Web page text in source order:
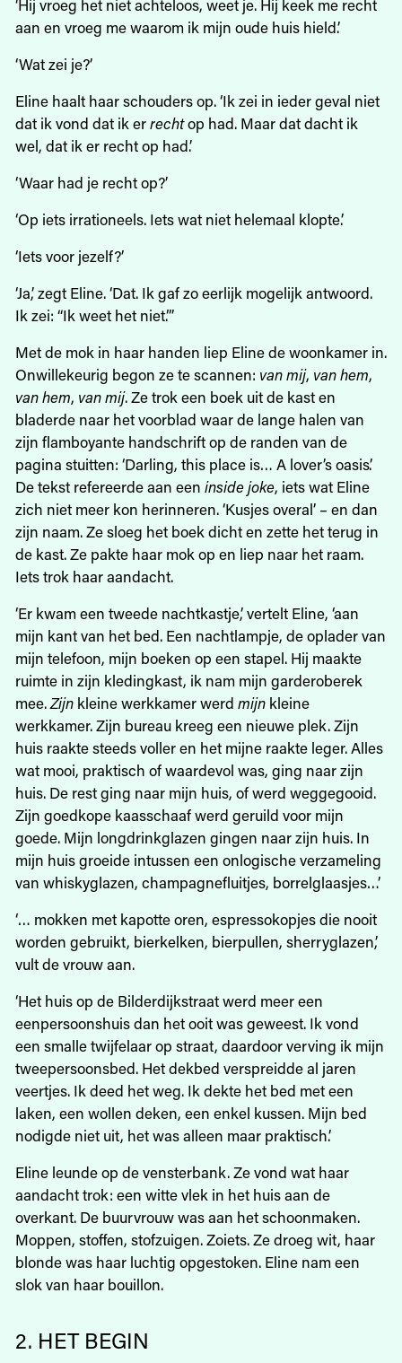
‘Hij vroeg het niet achteloos, weet je. Hij keek me recht
aan en vroeg me waarom ik mijn oude huis hield.’
‘Wat zei je?’
Eline haalt haar schouders op. ‘Ik zei in ieder geval niet
dat ik vond dat ik errechtop had. Maar dat dacht ik
wel, dat ik er recht op had.’
‘Waar had je recht op?’
‘Op iets irrationeels. Iets wat niet helemaal klopte.’
‘Iets voor jezelf?’
‘Ja,’ zegt Eline. ‘Dat. Ik gaf zo eerlijk mogelijk antwoord.
Ik zei: “Ik weet het niet.”’
Met de mok in haar handen liep Eline de woonkamer in.
Onwillekeurig begon ze te scannen: van mij, van hem,
van hem, van mij. Ze trok een boek uit de kast en
bladerde naar het voorblad waar de lange halen van
zijn flamboyante handschrift op de randen van de
pagina stuitten: ‘Darling, this place is… A lover’s oasis’.
De tekst refereerde aan een inside joke, iets wat Eline
zich niet meer kon herinneren. ‘Kusjes overal’ – en dan
zijn naam. Ze sloeg het boek dicht en zette het terug in
de kast. Ze pakte haar mok op en liep naar het raam.
Iets trok haar aandacht.
‘Er kwam een tweede nachtkastje,’ vertelt Eline, ‘aan
mijn kant van het bed. Een nachtlampje, de oplader van
mijn telefoon, mijn boeken op een stapel. Hij maakte
ruimte in zijn kledingkast, ik nam mijn garderoberek
mee.Zijnkleine werkkamer werd mijnkleine
werkkamer. Zijn bureau kreeg een nieuwe plek. Zijn
huis raakte steeds voller en het mijne raakte leger. Alles
wat mooi, praktisch of waardevol was, ging naar zijn
huis. De rest ging naar mijn huis, of werd weggegooid.
Zijn goedkope kaasschaaf werd geruild voor mijn
goede. Mijn longdrinkglazen gingen naar zijn huis. In
mijn huis groeide intussen een onlogische verzameling
van whiskyglazen, champagnefluitjes, borrelglaasjes…’
‘… mokken met kapotte oren, espressokopjes die nooit
worden gebruikt, bierkelken, bierpullen, sherryglazen,’
vult de vrouw aan.
‘Het huis op de Bilderdijkstraat werd meer een
eenpersoonshuis dan het ooit was geweest. Ik vond
een smalle twijfelaar op straat, daardoor verving ik mijn
tweepersoonsbed. Het dekbed verspreidde al jaren
veertjes. Ik deed het weg. Ik dekte het bed met een
laken, een wollen deken, een enkel kussen. Mijn bed
nodigde niet uit, het was alleen maar praktisch.’
Eline leunde op de vensterbank. Ze vond wat haar
aandacht trok: een witte vlek in het huis aan de
overkant. De buurvrouw was aan het schoonmaken.
Moppen, stoffen, stofzuigen. Zoiets. Ze droeg wit, haar
blonde was haar luchtig opgestoken. Eline nam een
slok van haar bouillon.
2. HET BEGIN